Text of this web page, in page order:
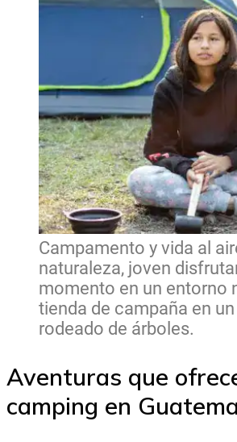
Campamento y vida al
naturaleza, joven
momento en un entorno
tienda de campaña en
rodeado de árboles.
Aventuras que
camping en